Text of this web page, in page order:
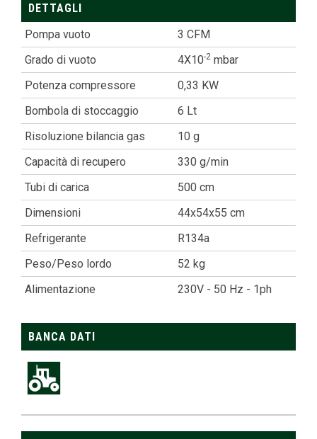
DETTAGLI
Pompa vuoto
3 CFM
Grado di vuoto
4X10-2 mbar
Potenza compressore
0,33 KW
Bombola di stoccaggio
6 Lt
Risoluzione bilancia gas
10 g
Capacità di recupero
330 g/min
Tubi di carica
500 cm
Dimensioni
44x54x55 cm
Refrigerante
R134a
Peso/Peso lordo
52 kg
Alimentazione
230V - 50 Hz - 1ph
BANCA DATI